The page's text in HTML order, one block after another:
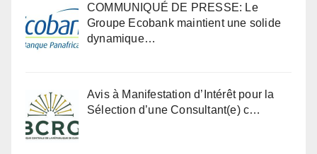
COMMUNIQUÉ DE PRESSE: Le
Groupe Ecobank maintient une solide
dynamique…
Avis à Manifestation d’Intérêt pour la
Sélection d’une Consultant(e) c…